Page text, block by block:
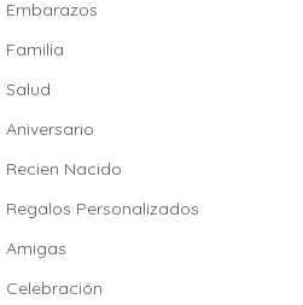
Embarazos
Familia
Salud
Aniversario
Recien Nacido
Regalos Personalizados
Amigas
Celebración